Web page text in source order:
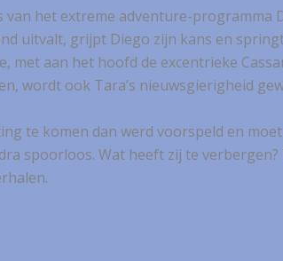
het extreme adventure-programma
uitvalt, grijpt Diego zijn kans en
aan het hoofd de excentrieke
wordt ook Tara’s nieuwsgierigheid
te komen dan werd voorspeld en
spoorloos. Wat heeft zij te